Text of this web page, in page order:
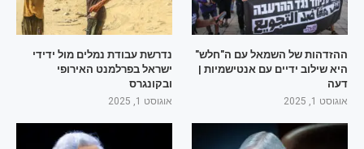
ההזדהות של השמאל עם ה"חלש"
היא שילוב ידיים עם אנטישמיות |
דעה
אוגוסט 1, 2025
נדרשת עבודת נמלים מול ידידי
ישראל בפרלמנט האירופי
ובקונגרס
אוגוסט 1, 2025